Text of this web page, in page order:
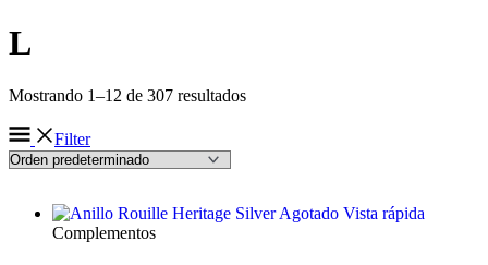
L
Mostrando 1–12 de 307 resultados
Filter
Agotado Vista rápida
Complementos